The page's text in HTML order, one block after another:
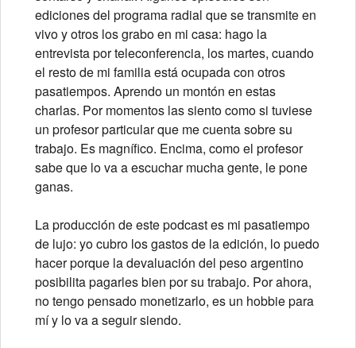
ediciones del programa radial que se transmite en
vivo y otros los grabo en mi casa: hago la
entrevista por teleconferencia, los martes, cuando
el resto de mi familia está ocupada con otros
pasatiempos. Aprendo un montón en estas
charlas. Por momentos las siento como si tuviese
un profesor particular que me cuenta sobre su
trabajo. Es magnífico. Encima, como el profesor
sabe que lo va a escuchar mucha gente, le pone
ganas.
La producción de este podcast es mi pasatiempo
de lujo: yo cubro los gastos de la edición, lo puedo
hacer porque la devaluación del peso argentino
posibilita pagarles bien por su trabajo. Por ahora,
no tengo pensado monetizarlo, es un hobbie para
mí y lo va a seguir siendo.